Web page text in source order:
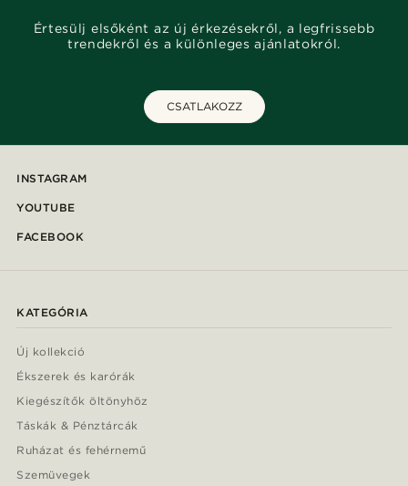
Értesülj elsőként az új érkezésekről, a legfrissebb
trendekről és a különleges ajánlatokról.
CSATLAKOZZ
INSTAGRAM
YOUTUBE
FACEBOOK
KATEGÓRIA
Új kollekció
Ékszerek és karórák
Kiegészítők öltönyhöz
Táskák & Pénztárcák
Ruházat és fehérnemű
Szemüvegek